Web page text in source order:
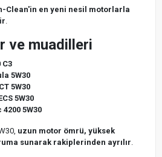
Clean'in en yeni nesil motorlarla
.
ve muadilleri
C3
5W30
5W30
5W30
5W30
uzun motor ömrü, yüksek
sunarak rakiplerinden ayrılır.